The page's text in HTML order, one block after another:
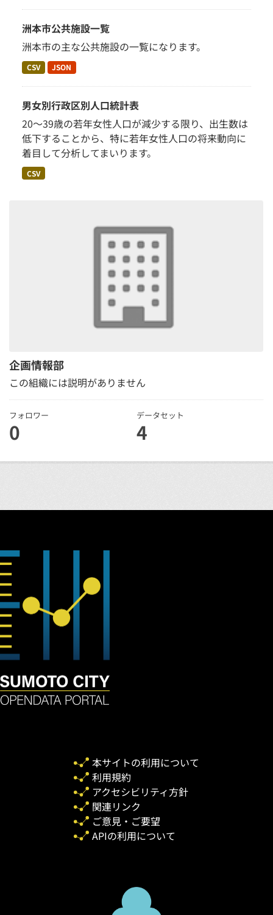
企画情報部
この組織には説明がありません
フォロワー
0
データセット
4
洲本市公共施設一覧
洲本市の主な公共施設の一覧になります。
CSV JSON
男女別行政区別人口統計表
20～39歳の若年女性人口が減少する限り、出生数は
低下することから、特に若年女性人口の将来動向に
着目して分析してまいります。
CSV
本サイトの利用について
利用規約
アクセシビリティ方針
関連リンク
ご意見・ご要望
APIの利用について